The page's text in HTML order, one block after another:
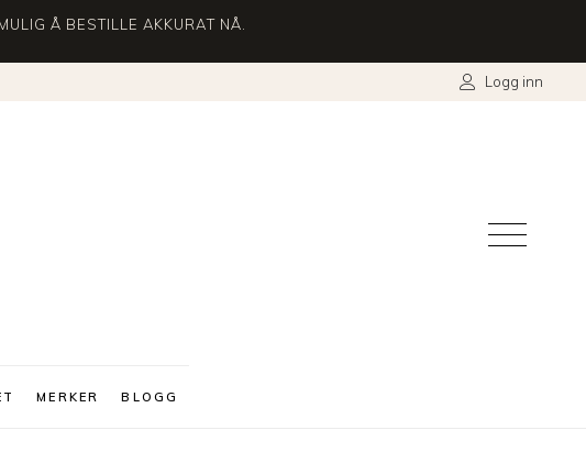
Å BESTILLE AKKURAT NÅ.
Logg inn
MERKER BLOGG